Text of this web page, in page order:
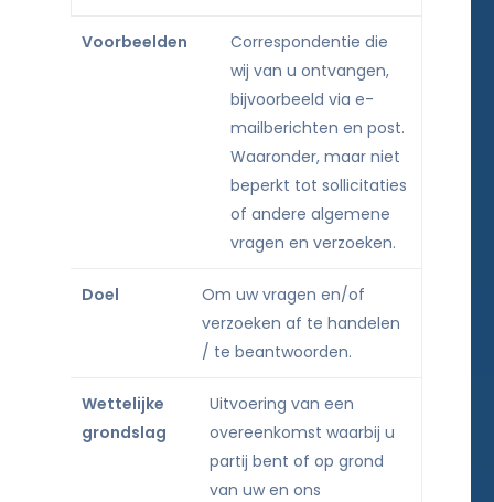
Correspondentie die
wij van u ontvangen,
bijvoorbeeld via e-
mailberichten en post.
Waaronder, maar niet
beperkt tot sollicitaties
of andere algemene
vragen en verzoeken.
Om uw vragen en/of
verzoeken af te handelen
/ te beantwoorden.
Uitvoering van een
overeenkomst waarbij u
partij bent of op grond
van uw en ons